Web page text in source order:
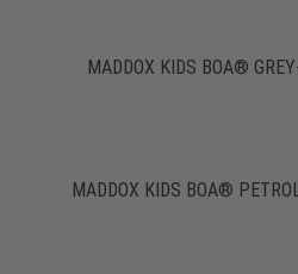
MADDOX KIDS BOA®
MADDOX KIDS BOA®